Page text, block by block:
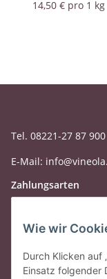
14,50 € pro 1 kg
Tel. 08221-27 87 900
E-Mail:
Zahlungsarten
Wie wir
Durch Klicken auf
Einsatz folgender